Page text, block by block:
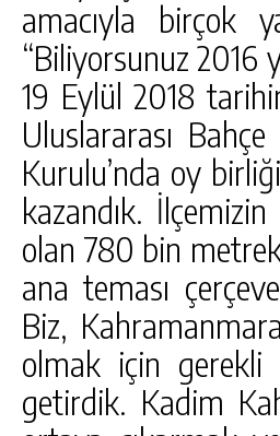
amacıyla birçok
“Biliyorsunuz 2016
19 Eylül 2018
Uluslararası
Kurulu’nda oy
kazandık.
olan 780 bin
ana teması
Biz,
olmak için gerekli
getirdik. Kadim